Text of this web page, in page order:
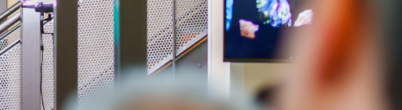
rejoindre Ambulanciers, taxis, vsl
/ Médias Marchés publics